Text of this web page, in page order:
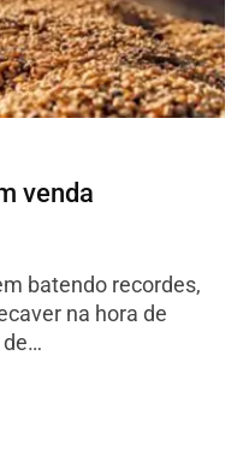
venda
recordes,
na hora de
de…